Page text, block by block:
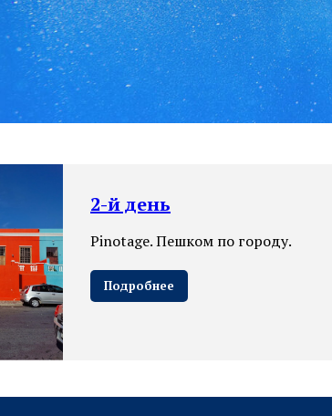
2-й день
Pinotage. Пешком по городу.
Подробнее